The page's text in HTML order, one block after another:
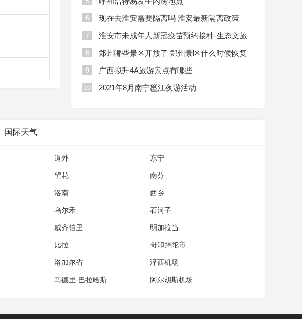
6 现在去淮安需要隔离吗 淮安最新隔离政策
7
淮安市未成年人新冠疫苗预约接种-生态文旅
8
郑州哪些景区开放了 郑州景区什么时候恢复
9 广西拟升4A旅游景点有哪些
10 2021年8月南宁邕江夜游活动
国际天气
道外 东宁
望花 南芬
洛南 西乡
乌尔禾 石河子
威齐伯里 明加拉当
比拉 哥印拜陀市
洛加尔省 泽西机场
马德里·巴拉哈斯 阿尔胡斯机场